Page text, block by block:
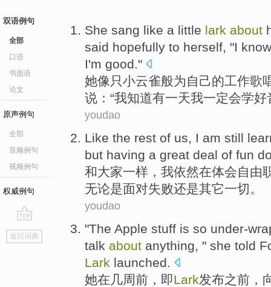
双语例句
全部
口语
书面语
论文
原声例句
全部
音频例句
视频例句
权威例句
go
top
返回词典
She sang like a little lark about
said hopefully to herself, "I know
I'm good."
她像 只小云雀般为 自己的工作歌
说：“我知道有一天我一定会学好
youdao
Like the rest of us, I am still
but having a great deal of fun
和大家一样， 我依然在体会自由
无论是面对失败还是其它一切。
youdao
"The Apple stuff is so under-
talk about anything , " she told
Lark launched
她在 几周前 ， 即Lark发布之前 ，